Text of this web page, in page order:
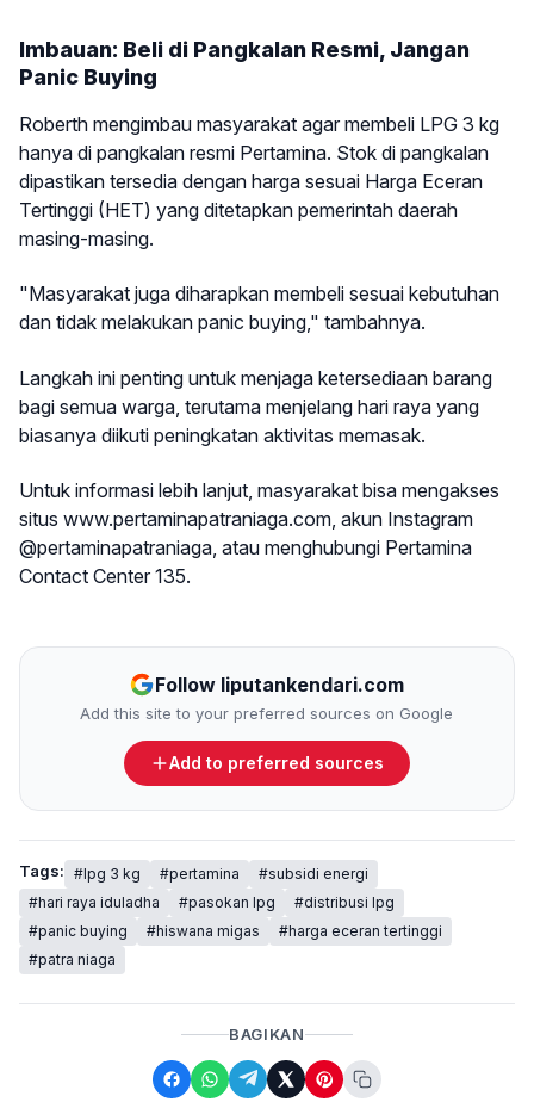
Imbauan: Beli di Pangkalan Resmi, Jangan
Panic Buying
Roberth mengimbau masyarakat agar membeli LPG 3 kg
hanya di pangkalan resmi Pertamina. Stok di pangkalan
dipastikan tersedia dengan harga sesuai Harga Eceran
Tertinggi (HET) yang ditetapkan pemerintah daerah
masing-masing.
"Masyarakat juga diharapkan membeli sesuai kebutuhan
dan tidak melakukan panic buying," tambahnya.
Langkah ini penting untuk menjaga ketersediaan barang
bagi semua warga, terutama menjelang hari raya yang
biasanya diikuti peningkatan aktivitas memasak.
Untuk informasi lebih lanjut, masyarakat bisa mengakses
situs www.pertaminapatraniaga.com, akun Instagram
@pertaminapatraniaga, atau menghubungi Pertamina
Contact Center 135.
Follow liputankendari.com
Add this site to your preferred sources on Google
Add to preferred sources
Tags: #lpg 3 kg #pertamina
#subsidi energi
#hari raya iduladha
#pasokan lpg
#distribusi lpg
#panic buying
#hiswana migas
#harga eceran tertinggi
#patra niaga
BAGIKAN